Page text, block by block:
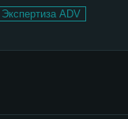
ADV